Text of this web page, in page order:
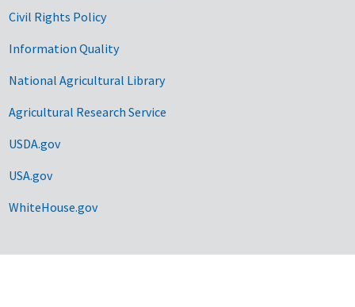
Civil Rights Policy
Information Quality
National Agricultural Library
Agricultural Research Service
USDA.gov
USA.gov
WhiteHouse.gov